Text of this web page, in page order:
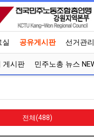
실 공유게시판 선거관
게시판 민주노총 뉴스
전체(488)